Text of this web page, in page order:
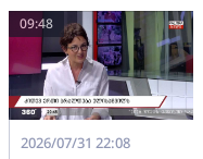
09:48
2026/07/31 22:08